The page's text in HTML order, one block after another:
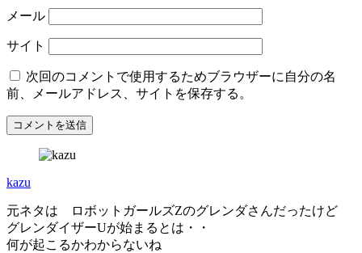
メール
サイト
次回のコメントで使用するためブラウザーに自分の名
前、メールアドレス、サイトを保存する。
kazu
元ネタは ロボットガールズZのグレンダさんだったけど
グレンダイザーUが始まるとは・・
何が起こるかわからないね